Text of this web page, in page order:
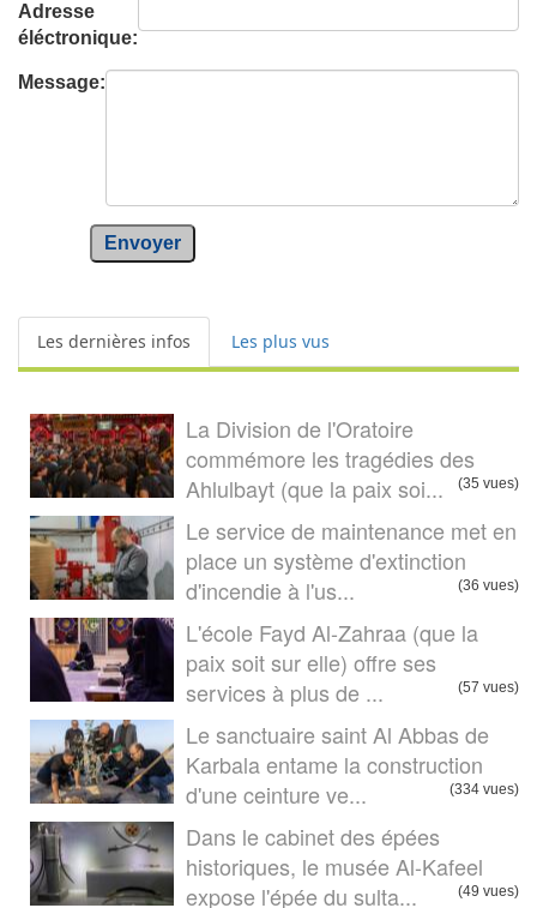
Adresse
éléctronique:
Message:
Envoyer
Les dernières infos Les plus vus
La Division de l'Oratoire
commémore les tragédies des
Ahlulbayt (que la paix soi...
(35 vues)
Le service de maintenance met en
place un système d'extinction
d'incendie à l'us...
(36 vues)
L'école Fayd Al-Zahraa (que la
paix soit sur elle) offre ses
services à plus de ...
(57 vues)
Le sanctuaire saint Al Abbas de
Karbala entame la construction
d'une ceinture ve...
(334 vues)
Dans le cabinet des épées
historiques, le musée Al-Kafeel
expose l'épée du sulta...
(49 vues)